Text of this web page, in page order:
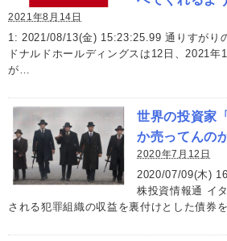
2021年8月14日
1: 2021/08/13(金) 15:23:25.99 通りすがり
ドナルドホールディングスは12日、2021年
が…
世界の投資家
か売ってんの
2020年7月12日
2020/07/09(木)
株投資情報通 イ
される犯罪組織の収益を裏付けとした債券